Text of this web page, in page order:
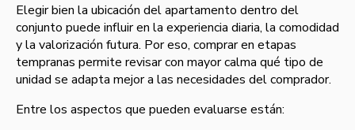
Elegir bien la ubicación del apartamento dentro del
conjunto puede influir en la experiencia diaria, la comodidad
y la valorización futura. Por eso, comprar en etapas
tempranas permite revisar con mayor calma qué tipo de
unidad se adapta mejor a las necesidades del comprador.
Entre los aspectos que pueden evaluarse están: